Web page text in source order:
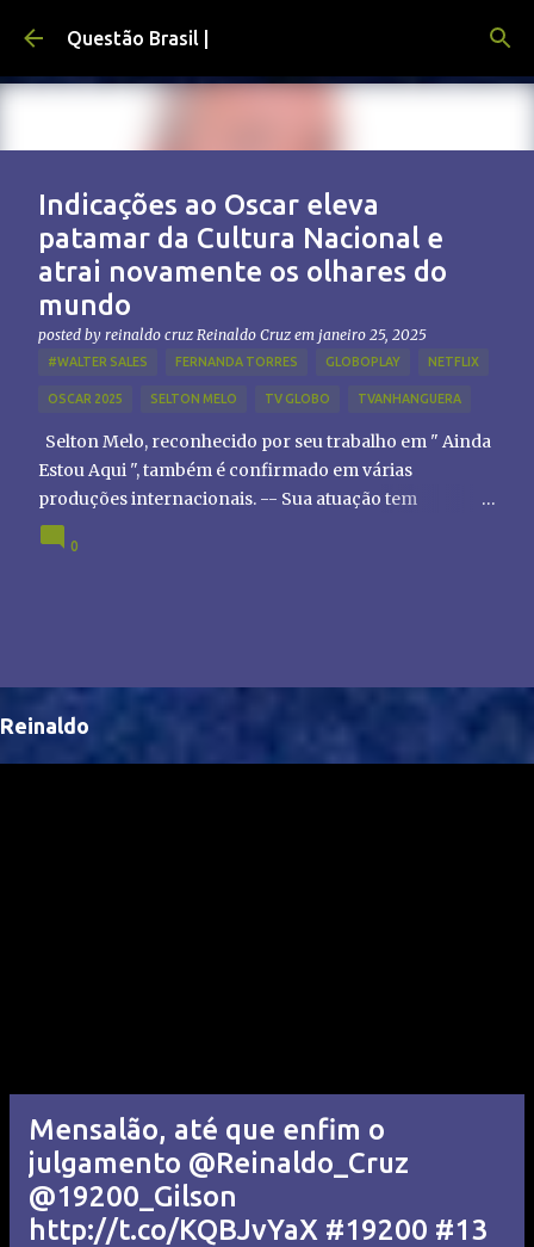
Pular para o conteúdo principal
Questão Brasil |
Indicações ao Oscar eleva
patamar da Cultura Nacional e
atrai novamente os olhares do
mundo
posted by reinaldo cruz Reinaldo Cruz em janeiro 25, 2025
#WALTER SALES FERNANDA TORRES GLOBOPLAY NETFLIX
OSCAR 2025 SELTON MELO TV GLOBO TVANHANGUERA
Selton Melo, reconhecido por seu trabalho em " Ainda
Estou Aqui ", também é confirmado em várias
produções internacionais. -- Sua atuação tem
chamado atenção de diretores e produtores fora do
Brasil, abrindo portas para novas oportunidades no
0
Reinaldo
Mensalão, até que enfim o
julgamento @Reinaldo_Cruz
@19200_Gilson
http://t.co/KQBJvYaX #19200 #13